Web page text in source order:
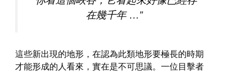
在幾千年 …”
這些新出現的地形，在認為此類地形要極長的時期
才能形成的人看來，實在是不可思議。一位目擊者